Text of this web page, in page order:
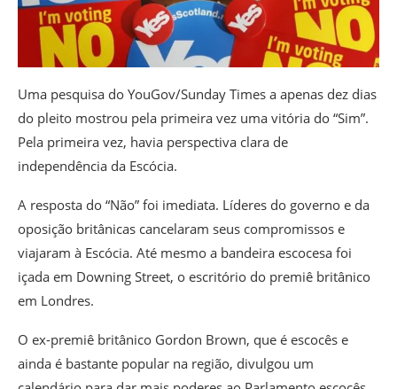
Uma pesquisa do YouGov/Sunday Times a apenas dez dias
do pleito mostrou pela primeira vez uma vitória do “Sim”.
Pela primeira vez, havia perspectiva clara de
independência da Escócia.
A resposta do “Não” foi imediata. Líderes do governo e da
oposição britânicas cancelaram seus compromissos e
viajaram à Escócia. Até mesmo a bandeira escocesa foi
içada em Downing Street, o escritório do premiê britânico
em Londres.
O ex-premiê britânico Gordon Brown, que é escocês e
ainda é bastante popular na região, divulgou um